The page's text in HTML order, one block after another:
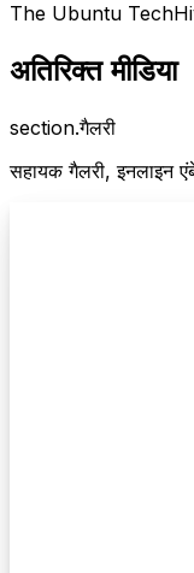
The Ubuntu
अतिरिक्त मीडिया
section.गैलरी
सहायक गैलरी, इनलाइन